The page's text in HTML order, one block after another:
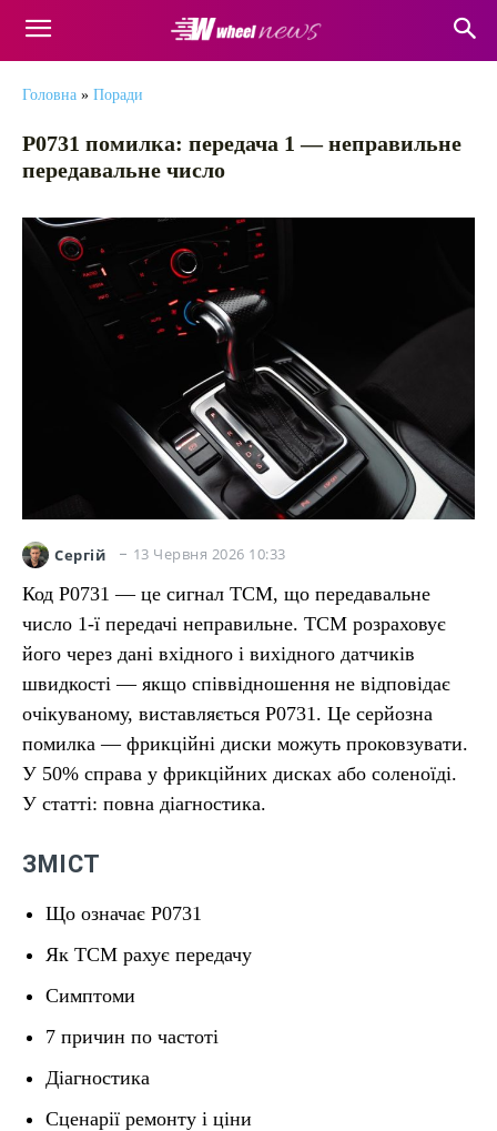
Головна » Поради
P0731 помилка: передача 1 — неправильне
передавальне число
Сергій 13 Червня 2026 10:33
Код P0731 — це сигнал TCM, що передавальне
число 1-ї передачі неправильне. TCM розраховує
його через дані вхідного і вихідного датчиків
швидкості — якщо співвідношення не відповідає
очікуваному, виставляється P0731. Це серйозна
помилка — фрикційні диски можуть проковзувати.
У 50% справа у фрикційних дисках або соленоїді.
У статті: повна діагностика.
ЗМІСТ
Що означає P0731
Як TCM рахує передачу
Симптоми
7 причин по частоті
Діагностика
Сценарії ремонту і ціни